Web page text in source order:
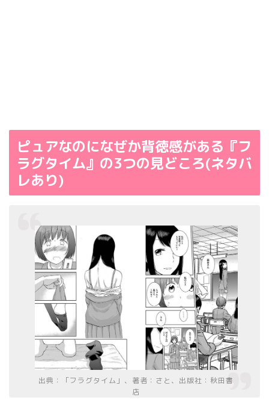
ピュアなのになぜか背徳感がある『フ
ラグタイム』の3つの見どころ(ネタバ
レあり)
出典：「フラグタイム」、著者：さと、出版社：秋田書
店